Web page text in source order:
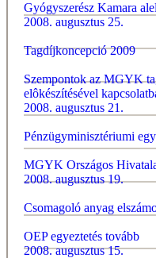
Gyógyszerész Kamara
2008. augusztus 25.
Tagdíjkoncepció 2009
Szempontok az MGYK
elôkészítésével
2008. augusztus 21.
Pénzügyminisztériumi
MGYK Országos
2008. augusztus 19.
Csomagoló anyag
OEP egyeztetés tovább
2008. augusztus 15.